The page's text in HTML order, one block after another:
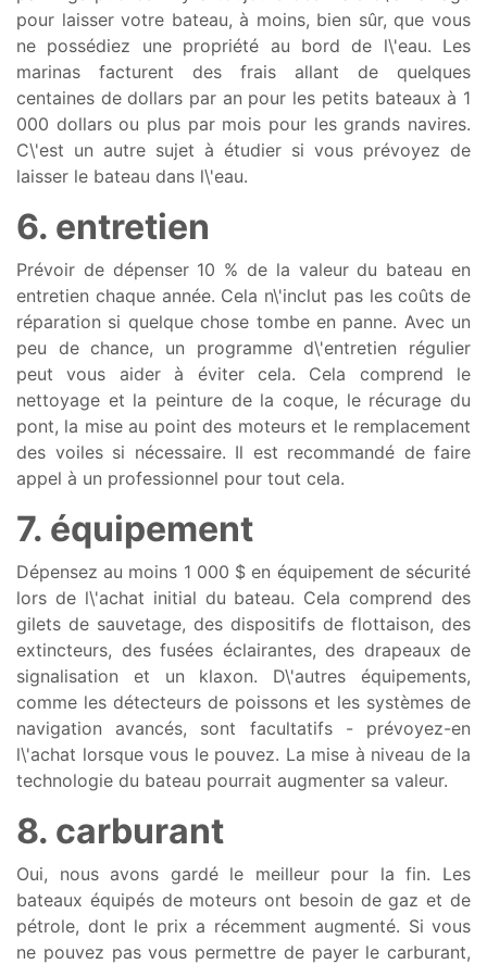
pour laisser votre bateau, à moins, bien sûr, que vous
ne possédiez une propriété au bord de l\'eau. Les
marinas facturent des frais allant de quelques
centaines de dollars par an pour les petits bateaux à 1
000 dollars ou plus par mois pour les grands navires.
C\'est un autre sujet à étudier si vous prévoyez de
laisser le bateau dans l\'eau.
6. entretien
Prévoir de dépenser 10 % de la valeur du bateau en
entretien chaque année. Cela n\'inclut pas les coûts de
réparation si quelque chose tombe en panne. Avec un
peu de chance, un programme d\'entretien régulier
peut vous aider à éviter cela. Cela comprend le
nettoyage et la peinture de la coque, le récurage du
pont, la mise au point des moteurs et le remplacement
des voiles si nécessaire. Il est recommandé de faire
appel à un professionnel pour tout cela.
7. équipement
Dépensez au moins 1 000 $ en équipement de sécurité
lors de l\'achat initial du bateau. Cela comprend des
gilets de sauvetage, des dispositifs de flottaison, des
extincteurs, des fusées éclairantes, des drapeaux de
signalisation et un klaxon. D\'autres équipements,
comme les détecteurs de poissons et les systèmes de
navigation avancés, sont facultatifs - prévoyez-en
l\'achat lorsque vous le pouvez. La mise à niveau de la
technologie du bateau pourrait augmenter sa valeur.
8. carburant
Oui, nous avons gardé le meilleur pour la fin. Les
bateaux équipés de moteurs ont besoin de gaz et de
pétrole, dont le prix a récemment augmenté. Si vous
ne pouvez pas vous permettre de payer le carburant,